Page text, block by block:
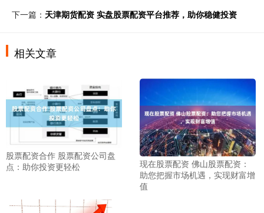
下一篇： 天津期货配资 实盘股票配资平台推荐，助你稳健投资
相关文章
股票配资合作 股票配资公司盘
点：助你投资更轻松
现在股票配资 佛山股票配资：
助您把握市场机遇，实现财富增
值